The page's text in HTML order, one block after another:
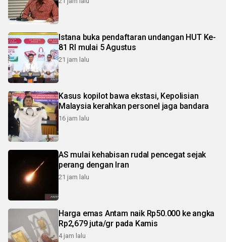
Istana buka pendaftaran undangan HUT Ke-
81 RI mulai 5 Agustus
21 jam lalu
Kasus kopilot bawa ekstasi, Kepolisian
Malaysia kerahkan personel jaga bandara
16 jam lalu
AS mulai kehabisan rudal pencegat sejak
perang dengan Iran
21 jam lalu
Harga emas Antam naik Rp50.000 ke angka
Rp2,679 juta/gr pada Kamis
4 jam lalu